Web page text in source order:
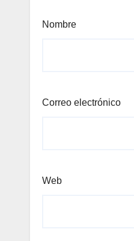
Nombre
Correo electrónico
Web